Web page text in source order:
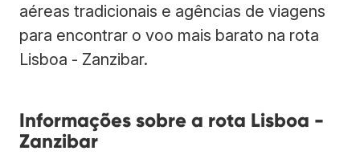
aéreas tradicionais e agências de viagens
para encontrar o voo mais barato na rota
Lisboa - Zanzibar.
Informações sobre a rota Lisboa -
Zanzibar